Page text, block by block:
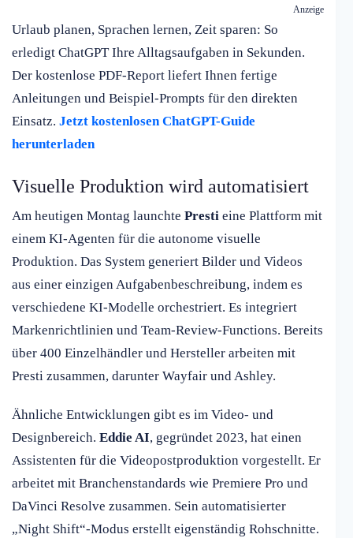
Anzeige
Urlaub planen, Sprachen lernen, Zeit sparen: So
erledigt ChatGPT Ihre Alltagsaufgaben in Sekunden.
Der kostenlose PDF-Report liefert Ihnen fertige
Anleitungen und Beispiel-Prompts für den direkten
Einsatz. Jetzt kostenlosen ChatGPT-Guide
herunterladen
Visuelle Produktion wird automatisiert
Am heutigen Montag launchte Presti eine Plattform mit
einem KI-Agenten für die autonome visuelle
Produktion. Das System generiert Bilder und Videos
aus einer einzigen Aufgabenbeschreibung, indem es
verschiedene KI-Modelle orchestriert. Es integriert
Markenrichtlinien und Team-Review-Functions. Bereits
über 400 Einzelhändler und Hersteller arbeiten mit
Presti zusammen, darunter Wayfair und Ashley.
Ähnliche Entwicklungen gibt es im Video- und
Designbereich. Eddie AI, gegründet 2023, hat einen
Assistenten für die Videopostproduktion vorgestellt. Er
arbeitet mit Branchenstandards wie Premiere Pro und
DaVinci Resolve zusammen. Sein automatisierter
„Night Shift“-Modus erstellt eigenständig Rohschnitte.